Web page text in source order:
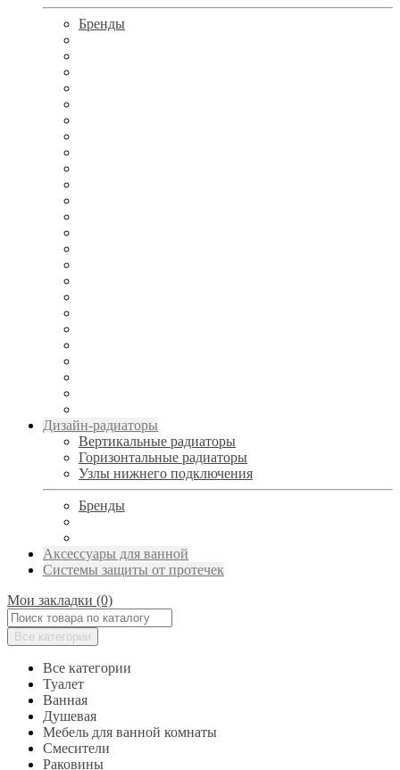
Бренды
Дизайн-радиаторы
Вертикальные радиаторы
Горизонтальные радиаторы
Узлы нижнего подключения
Бренды
Аксессуары для ванной
Системы защиты от протечек
Мои закладки (0)
Все категории
Все категории
Туалет
Ванная
Душевая
Мебель для ванной комнаты
Смесители
Раковины